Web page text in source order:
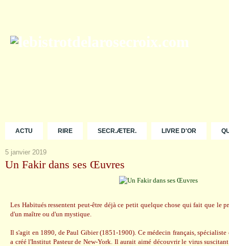
ACTU RIRE SECR.ÆTER. LIVRE D'OR
5 janvier 2019
Un Fakir dans ses Œuvres
Les Habitués ressentent peut-être déjà ce petit quelque chose qui fait que le
d'un maître ou d'un mystique.
Il s'agit en 1890, de Paul Gibier (1851-1900). Ce médecin français, spécialiste
a créé l'Institut Pasteur de New-York. Il aurait aimé découvrir le virus